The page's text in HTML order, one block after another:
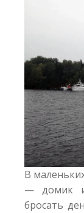
В
— домик
бросать